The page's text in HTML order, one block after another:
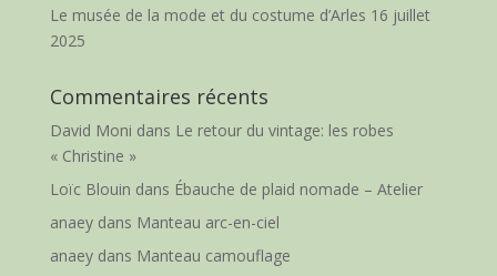
Le musée de la mode et du costume d’Arles 16 juillet
2025
Commentaires récents
David Moni dans Le retour du vintage: les robes
« Christine »
Loïc Blouin dans Ébauche de plaid nomade – Atelier
anaeydans Manteau arc-en-ciel
anaeydans Manteau camouflage